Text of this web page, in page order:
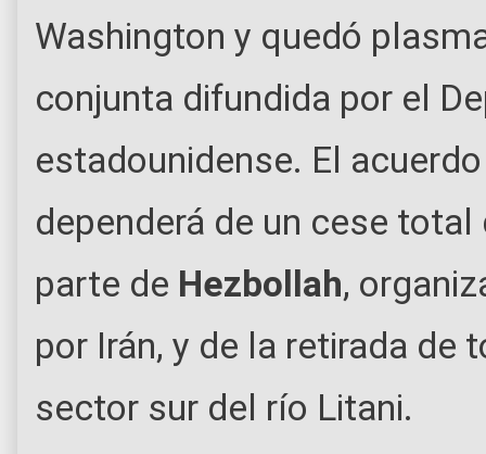
Washington y quedó
conjunta difundida por el
estadounidense. El
dependerá de un cese
parte de Hezbollah,
por Irán, y de la retirada de
sector sur del río Litani.